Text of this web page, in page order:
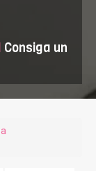
Consiga un